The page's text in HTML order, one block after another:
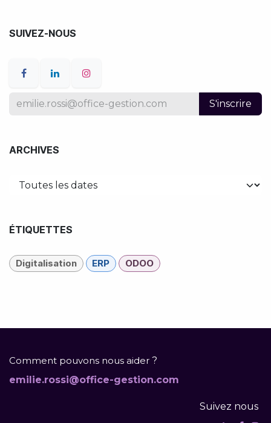
SUIVEZ-NOUS
S'inscrire
ARCHIVES
ÉTIQUETTES
Digitalisation ERP ODOO
Comment pouvons nous aider ?
emilie.rossi@office-gestion.com
Suivez nous